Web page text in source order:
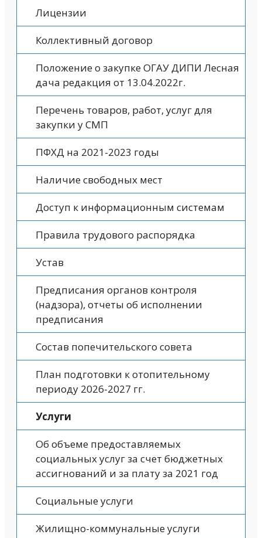
Лицензии
Коллективный договор
Положение о закупке ОГАУ ДИПИ Лесная
дача редакция от 13.04.2022г.
Перечень товаров, работ, услуг для
закупки у СМП
ПФХД на 2021-2023 годы
Наличие свободных мест
Доступ к информационным системам
Правила трудового распорядка
Устав
Предписания органов контроля
(надзора), отчеты об исполнении
предписания
Состав попечительского совета
План подготовки к отопительному
периоду 2026-2027 гг.
Услуги
Об объеме предоставляемых
социальных услуг за счет бюджетных
ассигнований и за плату за 2021 год
Социальные услуги
Жилищно-коммунальные услуги